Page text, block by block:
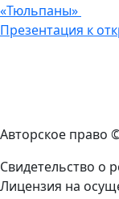
«Тюльпаны»
Презентация к
Авторское право
Свидетельство
Лицензия на